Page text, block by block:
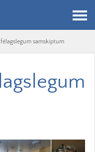
samskiptum